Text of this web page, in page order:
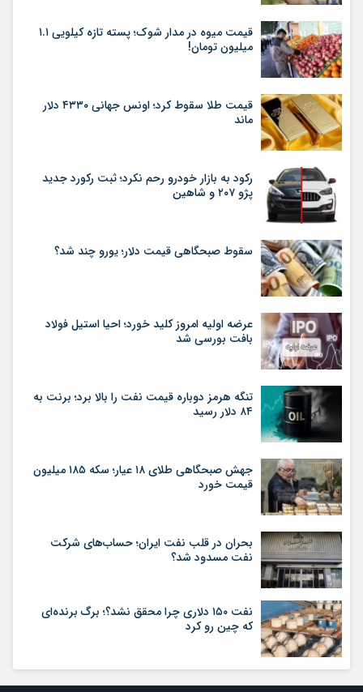
قیمت میوه در مدار شوک؛ پسته تازه کیلویی ۱.۱
میلیون تومان!
قیمت طلا سقوط کرد؛ اونس جهانی ۴۳۳۰ دلار
ماند
رکود به بازار خودرو رحم نکرد؛ ثبت رکورد جدید
پژو ۲۰۷ و شاهین
سقوط صبحگاهی قیمت دلار؛ یورو چند شد؟
عرضه اولیه امروز کلید خورد؛ احیا استیل فولاد
بافت بورسی شد
تنگه هرمز دوباره قیمت نفت را بالا برد؛ برنت به
۸۴ دلار رسید
جهش صبحگاهی طلای ۱۸ عیار؛ سکه ۱۸۵ میلیون
قیمت خورد
بحران در قلب نفت ایران؛ حساب‌های شرکت
نفت مسدود شد؟
نفت ۱۵۰ دلاری چرا محقق نشد؟؛ برگ برنده‌ای
که چین رو کرد